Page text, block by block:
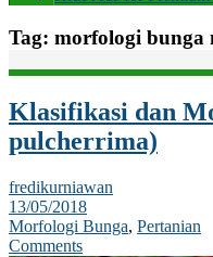
Tag: morfologi bunga
Klasifikasi dan
pulcherrima)
fredikurniawan
13/05/2018
Morfologi Bunga, Pertanian
Comments